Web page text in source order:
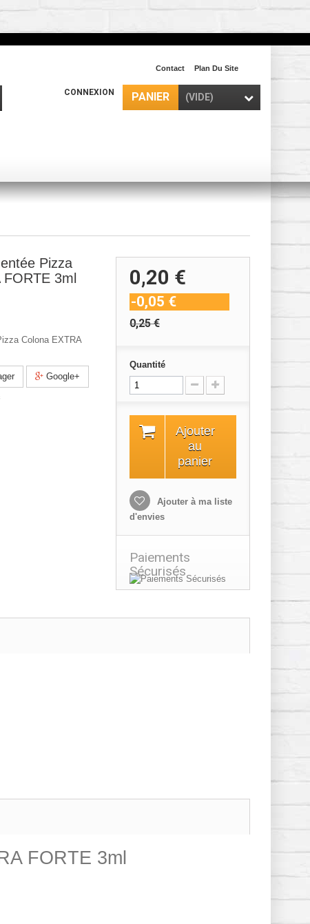
Contact Plan Du Site
PANIER (VIDE)
CONNEXION
Pizza
3ml
Colona EXTRA
Google+
0,20 €
-0,05 €
0,25 €
Quantité
Ajouter
au
panier
Ajouter à ma liste
d'envies
Paiements
Sécurisés
FORTE 3ml